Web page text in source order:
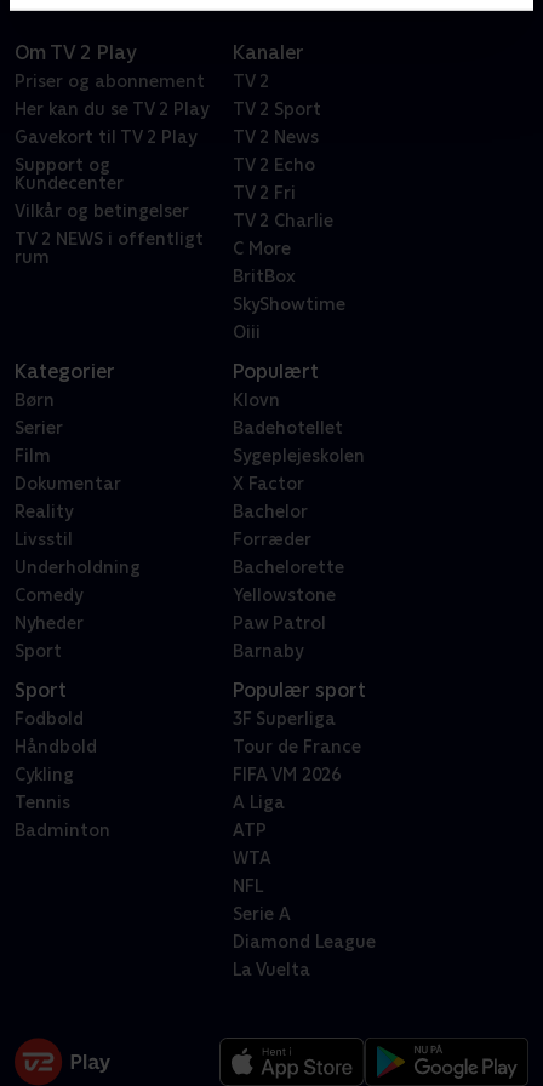
Om TV 2 Play
Priser og abonnement
Her kan du se TV 2 Play
Gavekort til TV 2 Play
Support og
Kundecenter
Vilkår og betingelser
TV 2 NEWS i offentligt
rum
Kanaler
TV 2
TV 2 Sport
TV 2 News
TV 2 Echo
TV 2 Fri
TV 2 Charlie
C More
BritBox
SkyShowtime
Oiii
Kategorier
Børn
Serier
Film
Dokumentar
Reality
Livsstil
Underholdning
Comedy
Nyheder
Sport
Populært
Klovn
Badehotellet
Sygeplejeskolen
X Factor
Bachelor
Forræder
Bachelorette
Yellowstone
Paw Patrol
Barnaby
Sport
Fodbold
Håndbold
Cykling
Tennis
Badminton
Populær sport
3F Superliga
Tour de France
FIFA VM 2026
A Liga
ATP
WTA
NFL
Serie A
Diamond League
La Vuelta